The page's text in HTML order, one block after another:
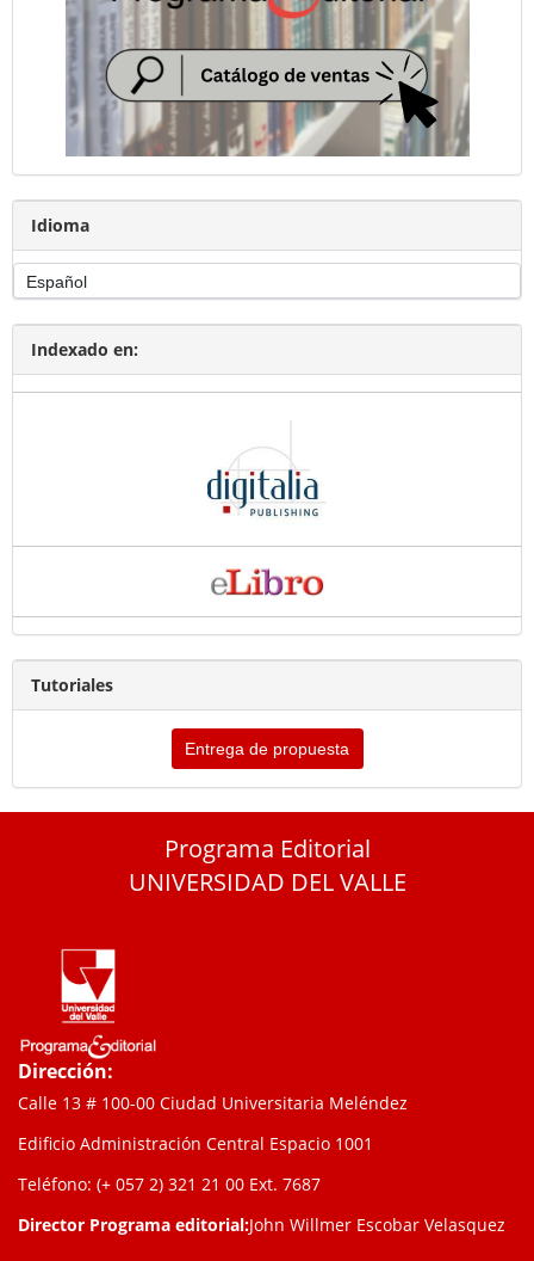
Idioma
Indexado en:
Tutoriales
Entrega de propuesta
Programa Editorial
UNIVERSIDAD DEL VALLE
Dirección:
Calle 13 # 100-00 Ciudad Universitaria Meléndez
Edificio Administración Central Espacio 1001
Teléfono: (+ 057 2) 321 21 00 Ext. 7687
Director Programa editorial:John Willmer Escobar Velasquez